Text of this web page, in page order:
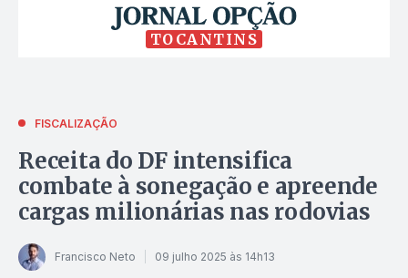
TOCANTINS
FISCALIZAÇÃO
Receita do DF intensifica
combate à sonegação e apreende
cargas milionárias nas rodovias
Francisco Neto 09 julho 2025 às 14h13